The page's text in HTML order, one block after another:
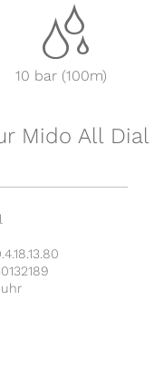
z
10 bar (100m)
Mido All Dial